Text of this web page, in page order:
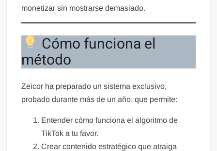
monetizar sin mostrarse demasiado.
Cómo funciona el
método
Zeicor ha preparado un sistema exclusivo,
probado durante más de un año, que permite:
Entender cómo funciona el algoritmo de
TikTok a tu favor.
Crear contenido estratégico que atraiga